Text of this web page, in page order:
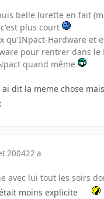
belle lurette en fait
plus court
qu'INpact-Hardware et
pour rentrer dans le
quand même
dit la meme chose
200422 a
avec lui tout les soirs
moins explicite